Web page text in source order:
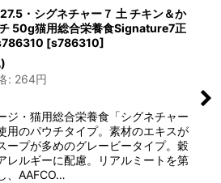
・シグネチャー７ 土 チキン＆か
50g猫用総合栄養食Signature7正
[s786310]
: 264円
ジ・猫用総合栄養食「シグネチャー
用のパウチタイプ。素材のエキスが
ープが多めのグレービータイプ。穀
レルギーに配慮。リアルミートを第
、AAFCO…